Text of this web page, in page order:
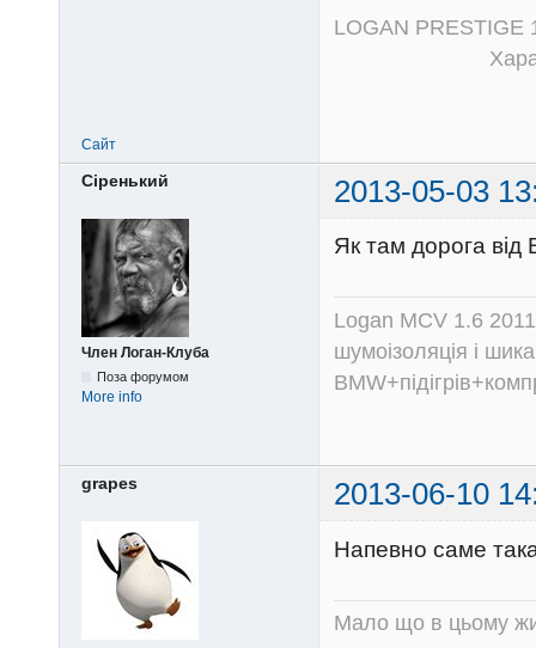
LOGAN PRESTIGE
Характер
Сайт
Сіренький 2013-05-03
Член Логан-Клуба
Поза форумом
More info
Як там дорога від
Logan MCV 1.6
шумоізоляція і
grapes 2013-06-10
Напевно саме
Мало що в цьому